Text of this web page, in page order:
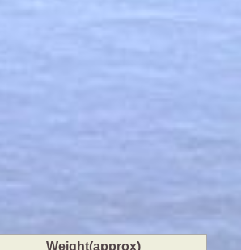
Weight(approx)